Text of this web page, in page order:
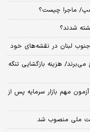
ماجرا چیست؟
شدند؟
جنوب لبنان در نقشه‌های خود
هزینه بازگشایی تنگه
بورس فردا دوشنبه ۱۹ مرداد ۱۴۰۵/ آزمون مهم بازار سرمایه پس از
ملی منصوب شد